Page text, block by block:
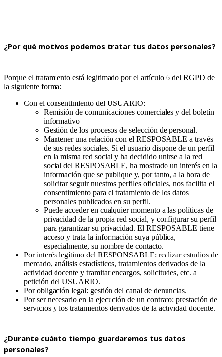
¿Por qué motivos podemos tratar tus datos personales?
Porque el tratamiento está legitimado por el artículo 6 del RGPD de
la siguiente forma:
Con el consentimiento del USUARIO:
Remisión de comunicaciones comerciales y del boletín
informativo
Gestión de los procesos de selección de personal.
Mantener una relación con el RESPOSABLE a través
de sus redes sociales. Si el usuario dispone de un perfil
en la misma red social y ha decidido unirse a la red
social del RESPOSABLE, ha mostrado un interés en la
información que se publique y, por tanto, a la hora de
solicitar seguir nuestros perfiles oficiales, nos facilita el
consentimiento para el tratamiento de los datos
personales publicados en su perfil.
Puede acceder en cualquier momento a las políticas de
privacidad de la propia red social, y configurar su perfil
para garantizar su privacidad. El RESPOSABLE tiene
acceso y trata la información suya pública,
especialmente, su nombre de contacto.
Por interés legítimo del RESPONSABLE: realizar estudios de
mercado, análisis estadísticos, tratamientos derivados de la
actividad docente y tramitar encargos, solicitudes, etc. a
petición del USUARIO.
Por obligación legal: gestión del canal de denuncias.
Por ser necesario en la ejecución de un contrato: prestación de
servicios y los tratamientos derivados de la actividad docente.
¿Durante cuánto tiempo guardaremos tus datos
personales?